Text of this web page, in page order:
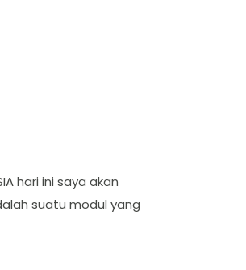
hari ini saya akan
suatu modul yang